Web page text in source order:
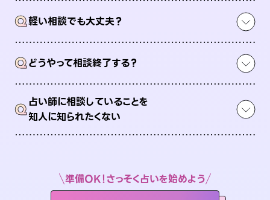
Q軽い相談でも大丈夫？
Qどうやって相談終了する？
Q占い師に相談していることを
知人に知られたくない
準備OK！さっそく占いを始めよう